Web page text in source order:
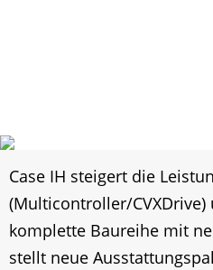
Case IH steigert die
(Multicontroller/CVXDrive)
komplette Baureihe mit
stellt neue